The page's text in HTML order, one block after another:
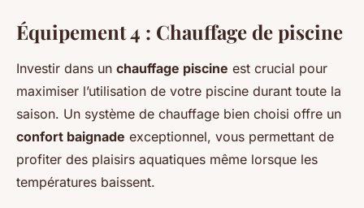
Équipement 4 : Chauffage de piscine
Investir dans un chauffage piscine est crucial pour
maximiser l’utilisation de votre piscine durant toute la
saison. Un système de chauffage bien choisi offre un
confort baignade exceptionnel, vous permettant de
profiter des plaisirs aquatiques même lorsque les
températures baissent.